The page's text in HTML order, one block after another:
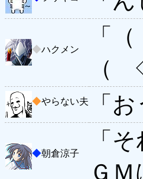
◆ハクメン
「
（
◆やらない夫 「
◆朝倉涼子
「
Ｇ